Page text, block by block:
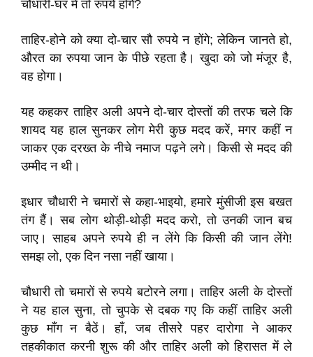
चौधारी-घर में तो रुपये होंगे?
ताहिर-होने को क्या दो-चार सौ रुपये न होंगे; लेकिन जानते हो,
औरत का रुपया जान के पीछे रहता है। खुदा को जो मंजूर है,
वह होगा।
यह कहकर ताहिर अली अपने दो-चार दोस्तों की तरफ चले कि
शायद यह हाल सुनकर लोग मेरी कुछ मदद करें, मगर कहीं न
जाकर एक दरख्त के नीचे नमाज पढ़ने लगे। किसी से मदद की
उम्मीद न थी।
इधार चौधारी ने चमारों से कहा-भाइयो, हमारे मुंसीजी इस बखत
तंग हैं। सब लोग थोड़ी-थोड़ी मदद करो, तो उनकी जान बच
जाए। साहब अपने रुपये ही न लेंगे कि किसी की जान लेंगे!
समझ लो, एक दिन नसा नहीं खाया।
चौधारी तो चमारों से रुपये बटोरने लगा। ताहिर अली के दोस्तों
ने यह हाल सुना, तो चुपके से दबक गए कि कहीं ताहिर अली
कुछ माँग न बैठें। हाँ, जब तीसरे पहर दारोगा ने आकर
तहकीकात करनी शुरू की और ताहिर अली को हिरासत में ले